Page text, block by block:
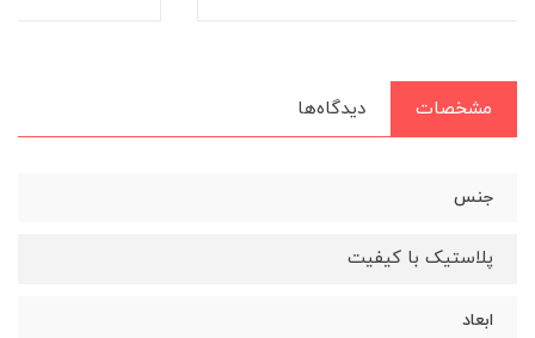
مشخصات دیدگاه‌ها
جنس
پلاستیک با کیفیت
ابعاد